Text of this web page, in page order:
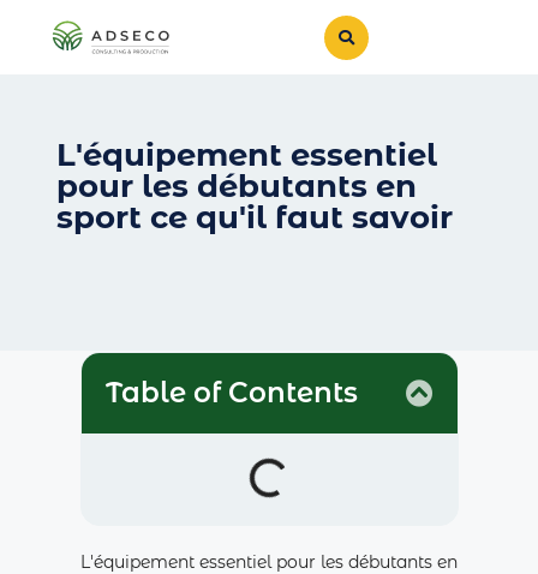
L'équipement essentiel
pour les débutants en
sport ce qu'il faut savoir
Table of Contents
L'équipement essentiel pour les débutants en